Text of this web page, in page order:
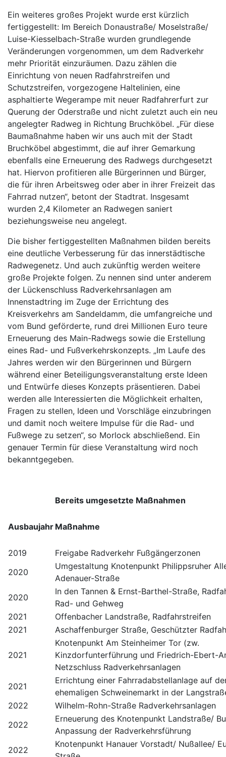
Ein weiteres großes Projekt wurde erst kürzlich
fertiggestellt: Im Bereich Donaustraße/ Moselstraße/
Luise-Kiesselbach-Straße wurden grundlegende
Veränderungen vorgenommen, um dem Radverkehr
mehr Priorität einzuräumen. Dazu zählen die
Einrichtung von neuen Radfahrstreifen und
Schutzstreifen, vorgezogene Haltelinien, eine
asphaltierte Wegerampe mit neuer Radfahrerfurt zur
Querung der Oderstraße und nicht zuletzt auch ein neu
angelegter Radweg in Richtung Bruchköbel. „Für diese
Baumaßnahme haben wir uns auch mit der Stadt
Bruchköbel abgestimmt, die auf ihrer Gemarkung
ebenfalls eine Erneuerung des Radwegs durchgesetzt
hat. Hiervon profitieren alle Bürgerinnen und Bürger,
die für ihren Arbeitsweg oder aber in ihrer Freizeit das
Fahrrad nutzen“, betont der Stadtrat. Insgesamt
wurden 2,4 Kilometer an Radwegen saniert
beziehungsweise neu angelegt.
Die bisher fertiggestellten Maßnahmen bilden bereits
eine deutliche Verbesserung für das innerstädtische
Radwegenetz. Und auch zukünftig werden weitere
große Projekte folgen. Zu nennen sind unter anderem
der Lückenschluss Radverkehrsanlagen am
Innenstadtring im Zuge der Errichtung des
Kreisverkehrs am Sandeldamm, die umfangreiche und
vom Bund geförderte, rund drei Millionen Euro teure
Erneuerung des Main-Radwegs sowie die Erstellung
eines Rad- und Fußverkehrskonzepts. „Im Laufe des
Jahres werden wir den Bürgerinnen und Bürgern
während einer Beteiligungsveranstaltung erste Ideen
und Entwürfe dieses Konzepts präsentieren. Dabei
werden alle Interessierten die Möglichkeit erhalten,
Fragen zu stellen, Ideen und Vorschläge einzubringen
und damit noch weitere Impulse für die Rad- und
Fußwege zu setzen“, so Morlock abschließend. Ein
genauer Termin für diese Veranstaltung wird noch
bekanntgegeben.
Bereits umgesetzte Maßnahmen
Ausbaujahr Maßnahme
2019
Freigabe Radverkehr Fußgängerzonen
2020
Umgestaltung Knotenpunkt Philippsruher
Adenauer-Straße
2020
In den Tannen & Ernst-Barthel-Straße,
Rad- und Gehweg
2021
Offenbacher Landstraße, Radfahrstreifen
2021
Aschaffenburger Straße, Geschützter
2021
Knotenpunkt Am Steinheimer Tor (zw.
Kinzdorfunterführung und Friedrich-Ebert-
Netzschluss Radverkehrsanlagen
2021
Errichtung einer Fahrradabstellanlage auf
ehemaligen Schweinemarkt in der
2022
Wilhelm-Rohn-Straße Radverkehrsanlagen
2022
Erneuerung des Knotenpunkt Landstraße/
Anpassung der Radverkehrsführung
2022
Knotenpunkt Hanauer Vorstadt/ Nußallee/